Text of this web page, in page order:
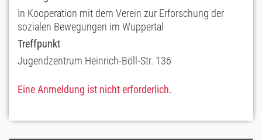
In Kooperation mit dem Verein zur Erforschung der
sozialen Bewegungen im Wuppertal
Treffpunkt
Jugendzentrum Heinrich-Böll-Str. 136
Eine Anmeldung ist nicht erforderlich.